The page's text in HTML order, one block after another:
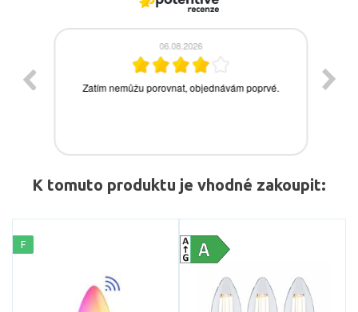
K tomuto produktu je vhodné zakoupit:
F